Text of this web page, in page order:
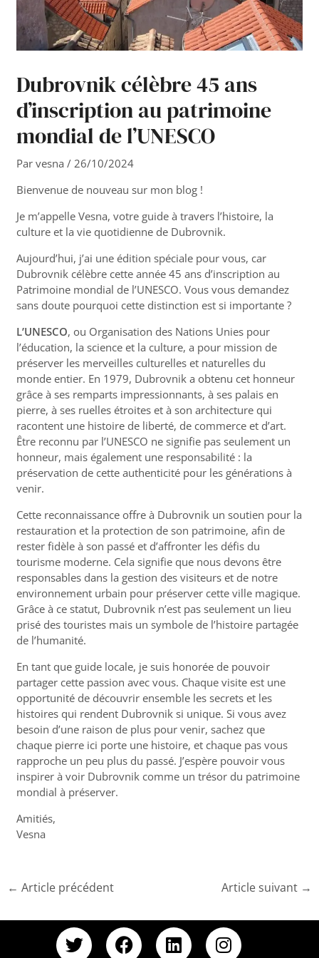
Dubrovnik célèbre 45 ans
d’inscription au patrimoine
mondial de l’UNESCO
Parvesna/ 26/10/2024
Bienvenue de nouveau sur mon blog !
Je m’appelle Vesna, votre guide à travers l’histoire, la
culture et la vie quotidienne de Dubrovnik.
Aujourd’hui, j’ai une édition spéciale pour vous, car
Dubrovnik célèbre cette année 45 ans d’inscription au
Patrimoine mondial de l’UNESCO. Vous vous demandez
sans doute pourquoi cette distinction est si importante ?
L’UNESCO, ou Organisation des Nations Unies pour
l’éducation, la science et la culture, a pour mission de
préserver les merveilles culturelles et naturelles du
monde entier. En 1979, Dubrovnik a obtenu cet honneur
grâce à ses remparts impressionnants, à ses palais en
pierre, à ses ruelles étroites et à son architecture qui
racontent une histoire de liberté, de commerce et d’art.
Être reconnu par l’UNESCO ne signifie pas seulement un
honneur, mais également une responsabilité : la
préservation de cette authenticité pour les générations à
venir.
Cette reconnaissance offre à Dubrovnik un soutien pour la
restauration et la protection de son patrimoine, afin de
rester fidèle à son passé et d’affronter les défis du
tourisme moderne. Cela signifie que nous devons être
responsables dans la gestion des visiteurs et de notre
environnement urbain pour préserver cette ville magique.
Grâce à ce statut, Dubrovnik n’est pas seulement un lieu
prisé des touristes mais un symbole de l’histoire partagée
de l’humanité.
En tant que guide locale, je suis honorée de pouvoir
partager cette passion avec vous. Chaque visite est une
opportunité de découvrir ensemble les secrets et les
histoires qui rendent Dubrovnik si unique. Si vous avez
besoin d’une raison de plus pour venir, sachez que
chaque pierre ici porte une histoire, et chaque pas vous
rapproche un peu plus du passé. J’espère pouvoir vous
inspirer à voir Dubrovnik comme un trésor du patrimoine
mondial à préserver.
Amitiés,
Vesna
← Article précédent Article suivant →
T
w
F
a
L
i
I
n